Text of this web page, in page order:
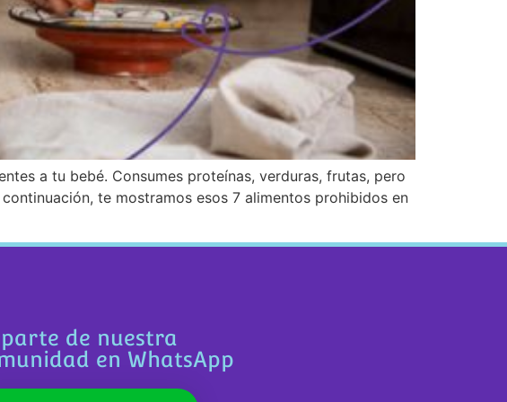
a tu bebé. Consumes proteínas, verduras, frutas, pero
te mostramos esos 7 alimentos prohibidos en
parte de nuestra
en WhatsApp